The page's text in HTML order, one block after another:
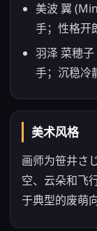
美波 翼
手；性格开
羽泽 菜穂
手；沉稳冷
美术风格
画师为笹井さ
空、云朵和飞
于典型的废萌